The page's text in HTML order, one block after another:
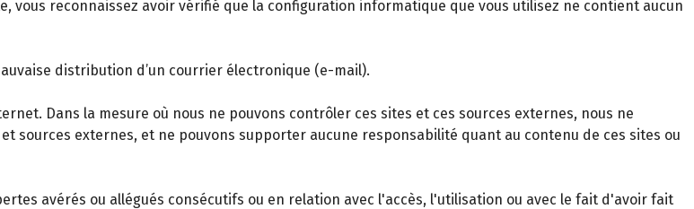
reconnaissez avoir vérifié que la configuration informatique que vous utilisez ne contient aucun
distribution d’un courrier électronique (e-mail).
Dans la mesure où nous ne pouvons contrôler ces sites et ces sources externes, nous ne
sources externes, et ne pouvons supporter aucune responsabilité quant au contenu de ces sites ou
avérés ou allégués consécutifs ou en relation avec l'accès, l'utilisation ou avec le fait d'avoir fait